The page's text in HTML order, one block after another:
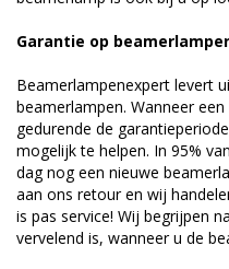
Garantie op
Beamerlampenexpert levert
beamerlampen. Wanneer
gedurende de
mogelijk te helpen. In 95%
dag nog een nieuwe
aan ons retour en wij
is pas service! Wij begrijpen
vervelend is, wanneer u de